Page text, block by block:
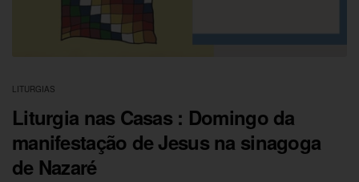
LITURGIAS
Liturgia nas Casas : Domingo da
manifestação de Jesus na sinagoga
de Nazaré